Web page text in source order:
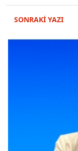
SONRAKİ YAZI